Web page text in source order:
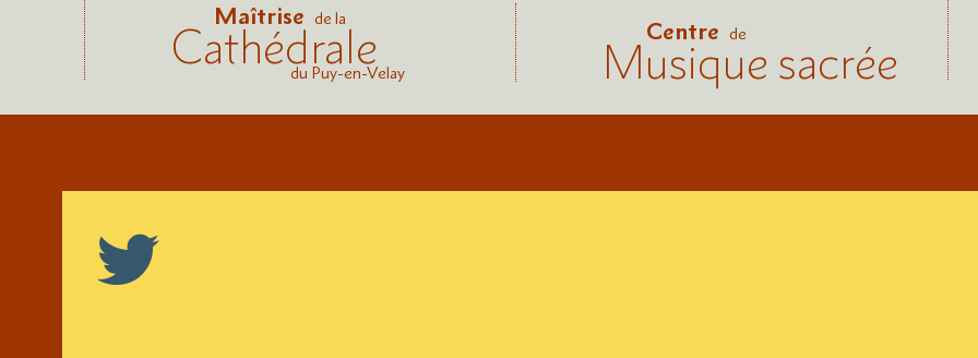
Maîtrise de la
Cathédrale
du Puy-en-Velay
Centre de
Musique sacrée